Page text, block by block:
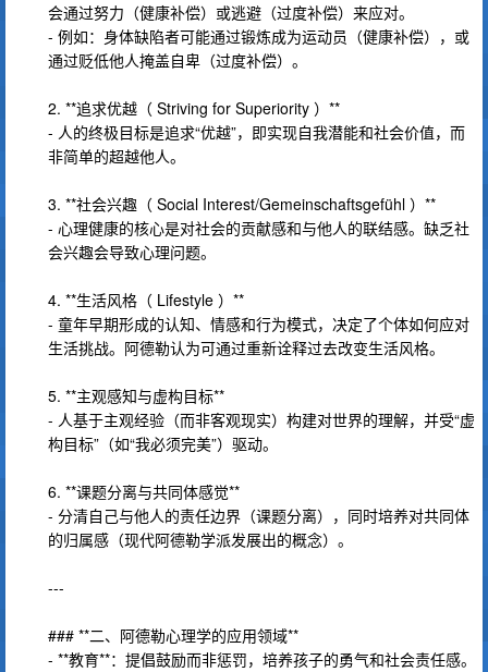
会通过努力（健康补偿）或逃避（过度补偿）来应对。
- 例如：身体缺陷者可能通过锻炼成为运动员（健康补偿），或
通过贬低他人掩盖自卑（过度补偿）。
2. **追求优越（ Striving for Superiority ）**
- 人的终极目标是追求“优越”，即实现自我潜能和社会价值，而
非简单的超越他人。
3. **社会兴趣（ Social Interest/Gemeinschaftsgefühl ）**
- 心理健康的核心是对社会的贡献感和与他人的联结感。缺乏社
会兴趣会导致心理问题。
4. **生活风格（ Lifestyle ）**
- 童年早期形成的认知、情感和行为模式，决定了个体如何应对
生活挑战。阿德勒认为可通过重新诠释过去改变生活风格。
5. **主观感知与虚构目标**
- 人基于主观经验（而非客观现实）构建对世界的理解，并受“虚
构目标”（如“我必须完美”）驱动。
6. **课题分离与共同体感觉**
- 分清自己与他人的责任边界（课题分离），同时培养对共同体
的归属感（现代阿德勒学派发展出的概念）。
---
### **二、阿德勒心理学的应用领域**
- **教育**：提倡鼓励而非惩罚，培养孩子的勇气和社会责任感。